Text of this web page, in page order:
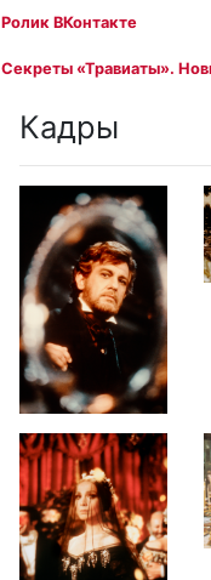
Ролик ВКонтакте
Секреты «Травиаты».
Кадры